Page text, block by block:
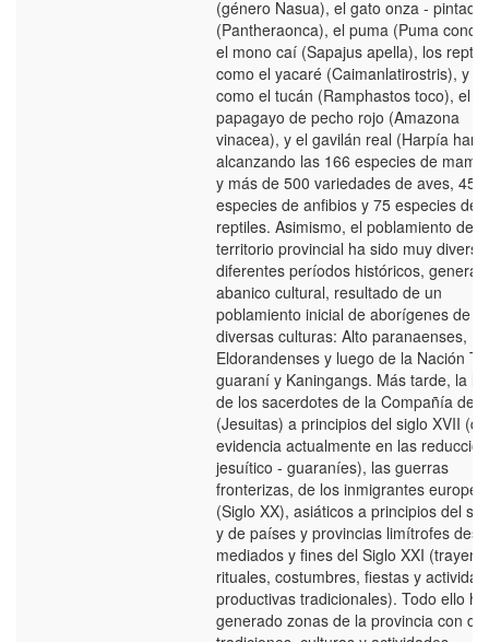
(género Nasua), el gato onza - pintada
(Pantheraonca), el puma (Puma
el mono caí (Sapajus apella), los
como el yacaré (Caimanlatirostris), y
como el tucán (Ramphastos toco), el
papagayo de pecho rojo (Amazona
vinacea), y el gavilán real (Harpía
alcanzando las 166 especies de
y más de 500 variedades de aves, 45
especies de anfibios y 75 especies de
reptiles. Asimismo, el poblamiento del
territorio provincial ha sido muy
diferentes períodos históricos,
abanico cultural, resultado de un
poblamiento inicial de aborígenes de
diversas culturas: Alto paranaenses,
Eldorandenses y luego de la Nación
guaraní y Kaningangs. Más tarde, la
de los sacerdotes de la Compañía de
(Jesuitas) a principios del siglo XVII
evidencia actualmente en las
jesuítico - guaraníes), las guerras
fronterizas, de los inmigrantes
(Siglo XX), asiáticos a principios del
y de países y provincias limítrofes
mediados y fines del Siglo XXI
rituales, costumbres, fiestas y
productivas tradicionales). Todo ello ha
generado zonas de la provincia con